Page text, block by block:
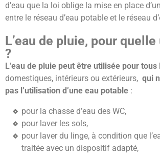
d’eau que la loi oblige la mise en place
entre le réseau d’eau potable et le réseau
L’eau de pluie, pour
?
L’eau de pluie peut être utilisée pour tous
domestiques, intérieurs ou extérieurs, qui
pas l’utilisation d’une eau potable :
pour la chasse d’eau des WC,
pour laver les sols,
pour laver du linge, à condition que
traitée avec un dispositif adapté,